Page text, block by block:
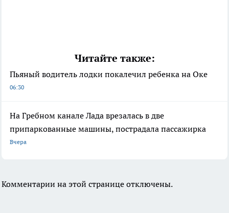
Читайте также:
Пьяный водитель лодки покалечил ребенка на Оке
06:30
На Гребном канале Лада врезалась в две
припаркованные машины, пострадала пассажирка
Вчера
Комментарии на этой странице отключены.